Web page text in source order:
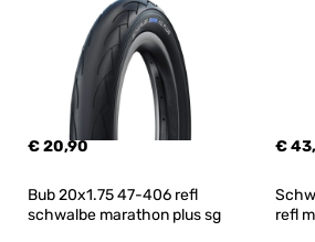
€ 20,90 €
Bub 20x1.75 47-406 refl
schwalbe marathon plus sg
refl